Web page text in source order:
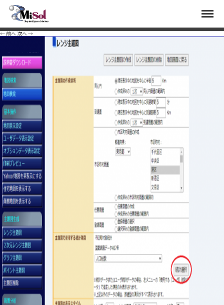
user8
2020年11月2日
見る.
← 前へ次へ →